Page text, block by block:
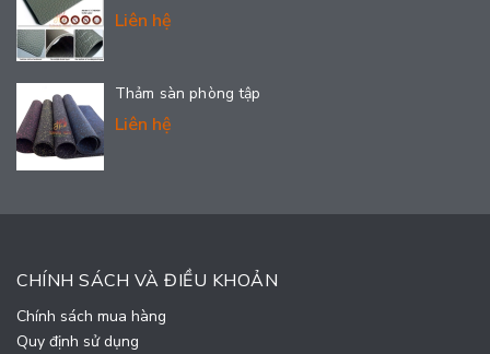
Liên hệ
Thảm sàn phòng tập
Liên hệ
CHÍNH SÁCH VÀ ĐIỀU KHOẢN
Chính sách mua hàng
Quy định sử dụng